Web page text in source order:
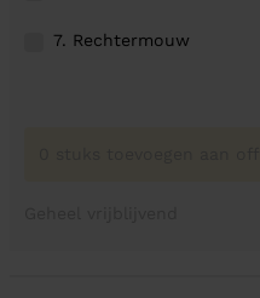
7. Rechtermouw